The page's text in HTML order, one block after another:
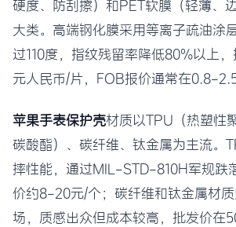
硬度、防刮擦）和PET软膜（轻薄、
大类。高端钢化膜采用等离子疏油涂
过110度，指纹残留率降低80%以上
元人民币/片，FOB报价通常在0.8-2.5
苹果手表保护壳材质以TPU（热塑性
碳酸酯）、碳纤维、钛金属为主流。
摔性能，通过MIL-STD-810H军规跌
价约8-20元/个；碳纤维和钛金属材
场，质感出众但成本较高，批发价在